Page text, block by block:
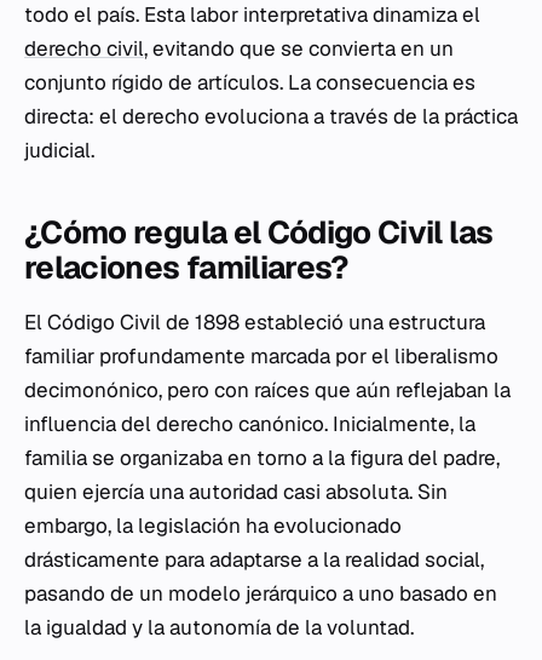
todo el país. Esta labor interpretativa dinamiza el
derecho civil, evitando que se convierta en un
conjunto rígido de artículos. La consecuencia es
directa: el derecho evoluciona a través de la práctica
judicial.
¿Cómo regula el Código Civil las
relaciones familiares?
El Código Civil de 1898 estableció una estructura
familiar profundamente marcada por el liberalismo
decimonónico, pero con raíces que aún reflejaban la
influencia del derecho canónico. Inicialmente, la
familia se organizaba en torno a la figura del padre,
quien ejercía una autoridad casi absoluta. Sin
embargo, la legislación ha evolucionado
drásticamente para adaptarse a la realidad social,
pasando de un modelo jerárquico a uno basado en
la igualdad y la autonomía de la voluntad.